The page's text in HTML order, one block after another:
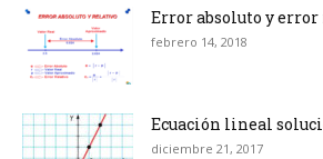
Error absoluto y
febrero 14, 2018
Ecuación lineal
diciembre 21, 2017